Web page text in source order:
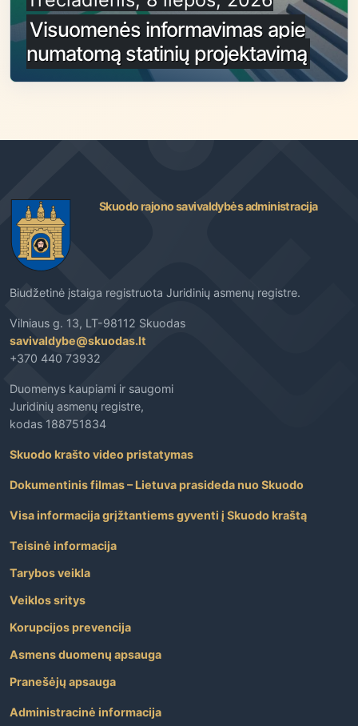
Visuomenės informavimas apie
numatomą statinių projektavimą
Skuodo rajono savivaldybės administracija
Biudžetinė įstaiga registruota Juridinių asmenų registre.
Vilniaus g. 13, LT-98112 Skuodas
savivaldybe@skuodas.lt
+370 440 73932
Duomenys kaupiami ir saugomi
Juridinių asmenų registre,
kodas 188751834
Skuodo krašto video pristatymas
Dokumentinis filmas – Lietuva prasideda nuo Skuodo
Visa informacija grįžtantiems gyventi į Skuodo kraštą
Teisinė informacija
Tarybos veikla
Veiklos sritys
Korupcijos prevencija
Asmens duomenų apsauga
Pranešėjų apsauga
Administracinė informacija